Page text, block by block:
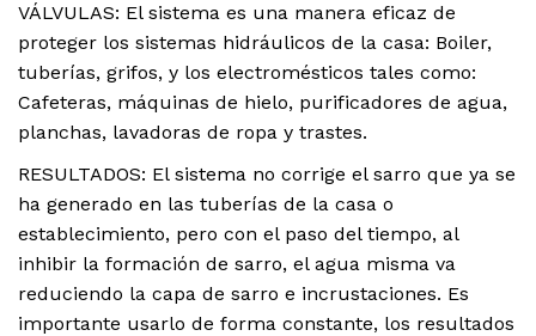
VÁLVULAS: El sistema es una manera eficaz de
proteger los sistemas hidráulicos de la casa: Boiler,
tuberías, grifos, y los electromésticos tales como:
Cafeteras, máquinas de hielo, purificadores de agua,
planchas, lavadoras de ropa y trastes.
RESULTADOS: El sistema no corrige el sarro que ya se
ha generado en las tuberías de la casa o
establecimiento, pero con el paso del tiempo, al
inhibir la formación de sarro, el agua misma va
reduciendo la capa de sarro e incrustaciones. Es
importante usarlo de forma constante, los resultados